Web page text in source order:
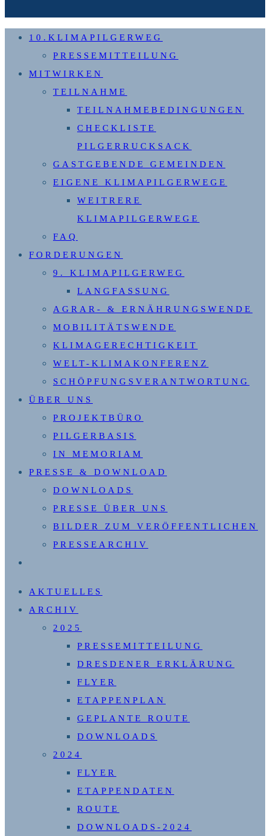
10.KLIMAPILGERWEG
PRESSEMITTEILUNG
MITWIRKEN
TEILNAHME
TEILNAHMEBEDINGUNGEN
CHECKLISTE
PILGERRUCKSACK
GASTGEBENDE GEMEINDEN
EIGENE KLIMAPILGERWEGE
WEITRERE
KLIMAPILGERWEGE
FAQ
FORDERUNGEN
9. KLIMAPILGERWEG
LANGFASSUNG
AGRAR- & ERNÄHRUNGSWENDE
MOBILITÄTSWENDE
KLIMAGERECHTIGKEIT
WELT-KLIMAKONFERENZ
SCHÖPFUNGSVERANTWORTUNG
ÜBER UNS
PROJEKTBÜRO
PILGERBASIS
IN MEMORIAM
PRESSE & DOWNLOAD
DOWNLOADS
PRESSE ÜBER UNS
BILDER ZUM VERÖFFENTLICHEN
PRESSEARCHIV
UMSCHALTEN
AKTUELLES
ARCHIV
2025
PRESSEMITTEILUNG
DRESDENER ERKLÄRUNG
FLYER
ETAPPENPLAN
GEPLANTE ROUTE
DOWNLOADS
2024
FLYER
ETAPPENDATEN
ROUTE
DOWNLOADS-2024